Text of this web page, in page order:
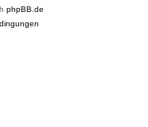
phpBB.de